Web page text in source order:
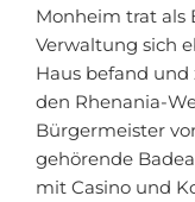
Monheim trat als
Verwaltung sich
Haus befand und
den Rhenania-
Bürgermeister
gehörende
mit Casino und